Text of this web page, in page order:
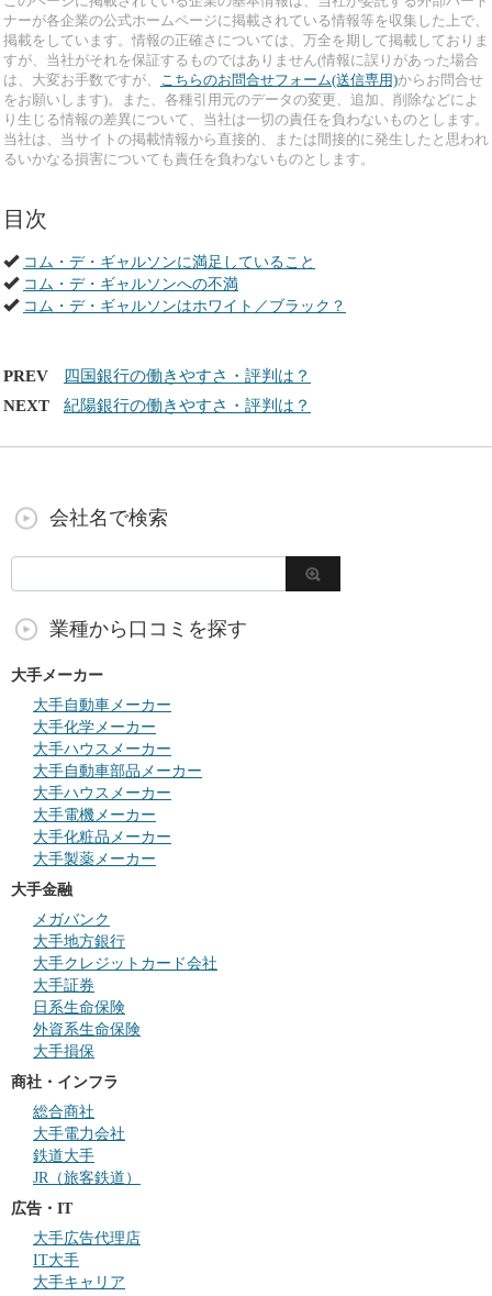
ナーが各企業の公式ホームページに掲載されている情報等を収集した上で、
掲載をしています。情報の正確さについては、万全を期して掲載しておりま
すが、当社がそれを保証するものではありません(情報に誤りがあった場合
は、大変お手数ですが、
こちらのお問合せフォーム(送信専用)からお問合せ
をお願いします)。また、各種引用元のデータの変更、追加、削除などによ
り生じる情報の差異について、当社は一切の責任を負わないものとします。
当社は、当サイトの掲載情報から直接的、または間接的に発生したと思われ
るいかなる損害についても責任を負わないものとします。
目次
コム・デ・ギャルソンに満足していること
コム・デ・ギャルソンへの不満
コム・デ・ギャルソンはホワイト／ブラック？
PREV
四国銀行の働きやすさ・評判は？
NEXT
紀陽銀行の働きやすさ・評判は？
会社名で検索
業種から口コミを探す
大手メーカー
大手自動車メーカー
大手化学メーカー
大手ハウスメーカー
大手自動車部品メーカー
大手ハウスメーカー
大手電機メーカー
大手化粧品メーカー
大手製薬メーカー
大手金融
メガバンク
大手地方銀行
大手クレジットカード会社
大手証券
日系生命保険
外資系生命保険
大手損保
商社・インフラ
総合商社
大手電力会社
鉄道大手
JR（旅客鉄道）
広告・IT
大手広告代理店
IT大手
大手キャリア